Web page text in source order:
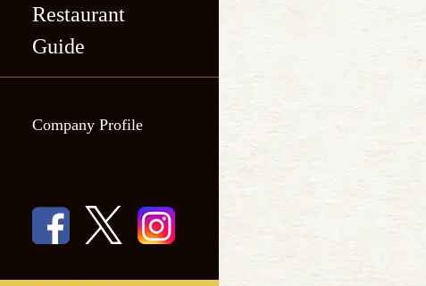
Katsukichi Hibiya
International
Nihonbashi
Takashimaya S.C.
Restaurant
Guide
Katsukichi, Shin-
maru Building
International
Katsukichi
Company Profile